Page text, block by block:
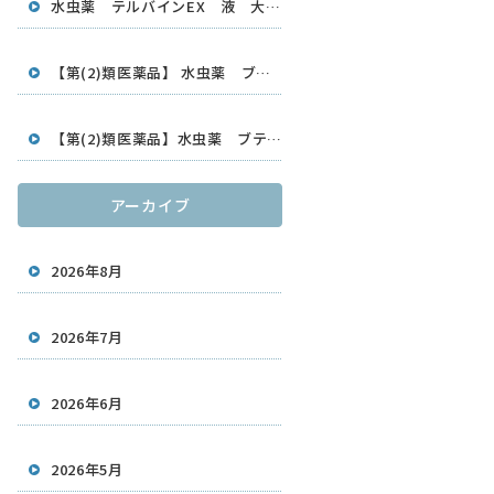
水虫薬 テルバインEX 液 大容量30ml
【第(2)類医薬品】 水虫薬 ブテナロックVαスプレー 20ml 久光製薬
【第(2)類医薬品】水虫薬 ブテナロックVαクリーム18g 久光製薬
アーカイブ
2026年8月
2026年7月
2026年6月
2026年5月